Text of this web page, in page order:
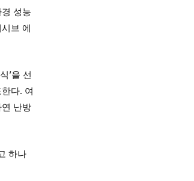
성능
브 에
’을 선
다. 여
난방
하나